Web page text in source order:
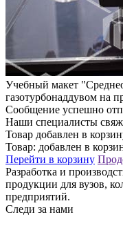
Учебный макет
газотурбонаддувом на
Сообщение успешно
Наши специалисты
Товар добавлен в
Товар: добавлен в
Перейти в корзину
Разработка и
продукции для вузов,
предприятий.
Следи за нами